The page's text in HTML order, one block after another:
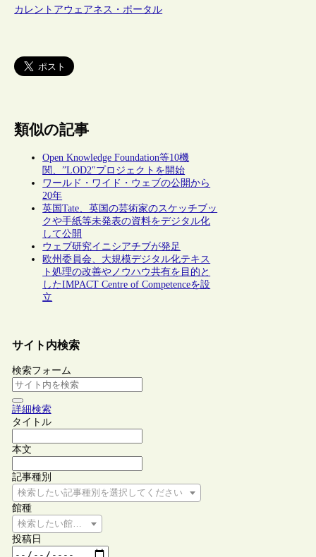
カレントアウェアネス・ポータル
類似の記事
Open Knowledge Foundation等10機
関、”LOD2″プロジェクトを開始
ワールド・ワイド・ウェブの公開から
20年
英国Tate、英国の芸術家のスケッチブッ
クや手紙等未発表の資料をデジタル化
して公開
ウェブ研究イニシアチブが発足
欧州委員会、大規模デジタル化テキス
ト処理の改善やノウハウ共有を目的と
したIMPACT Centre of Competenceを設
立
サイト内検索
検索フォーム
詳細検索
タイトル
本文
記事種別
検索したい記事種別を選択してください
館種
検索したい館種を選択してください
投稿日